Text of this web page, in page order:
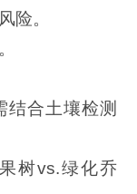
险。
结合土壤检测
树vs.绿化乔